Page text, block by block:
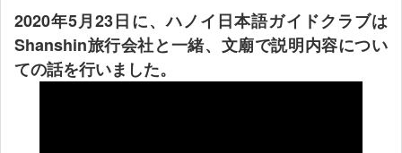
2020年5月23日に、ハノイ日本語ガイドクラブは
Shanshin旅行会社と一緒、文廟で説明内容につい
ての話を行いました。